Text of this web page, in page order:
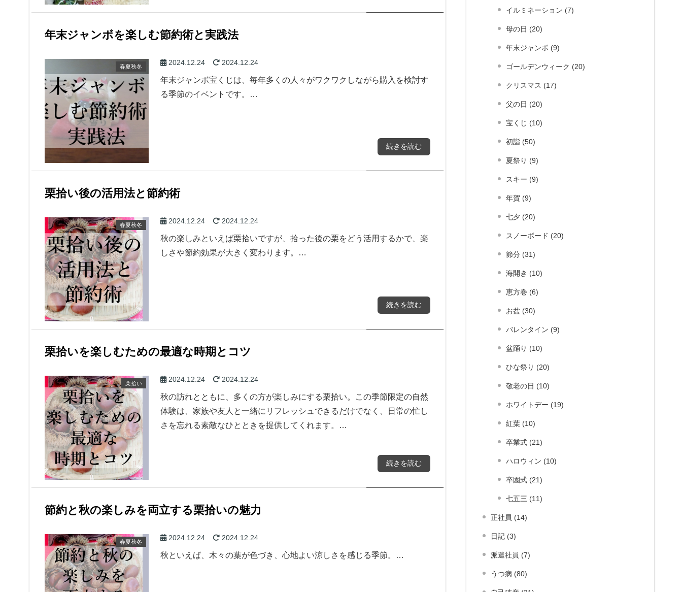
年末ジャンボを楽しむ節約術と実践法
春夏秋冬 2024.12.24 2024.12.24
年末ジャンボ宝くじは、毎年多くの人々がワクワクしながら購入を検討す
る季節のイベントです。…
続きを読む
栗拾い後の活用法と節約術
春夏秋冬 2024.12.24 2024.12.24
秋の楽しみといえば栗拾いですが、拾った後の栗をどう活用するかで、楽
しさや節約効果が大きく変わります。…
続きを読む
栗拾いを楽しむための最適な時期とコツ
栗拾い 2024.12.24 2024.12.24
秋の訪れとともに、多くの方が楽しみにする栗拾い。この季節限定の自然
体験は、家族や友人と一緒にリフレッシュできるだけでなく、日常の忙し
さを忘れる素敵なひとときを提供してくれます。…
続きを読む
節約と秋の楽しみを両立する栗拾いの魅力
春夏秋冬 2024.12.24 2024.12.24
秋といえば、木々の葉が色づき、心地よい涼しさを感じる季節。…
イルミネーション (7)
母の日 (20)
年末ジャンボ (9)
ゴールデンウィーク (20)
クリスマス (17)
父の日 (20)
宝くじ (10)
初詣 (50)
夏祭り (9)
スキー (9)
年賀 (9)
七夕 (20)
スノーボード (20)
節分 (31)
海開き (10)
恵方巻 (6)
お盆 (30)
バレンタイン (9)
盆踊り (10)
ひな祭り (20)
敬老の日 (10)
ホワイトデー (19)
紅葉 (10)
卒業式 (21)
ハロウィン (10)
卒園式 (21)
七五三 (11)
正社員 (14)
日記 (3)
派遣社員 (7)
うつ病 (80)